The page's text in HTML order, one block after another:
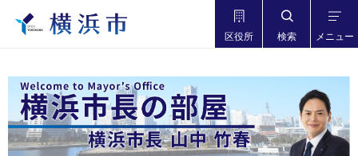
区役所 検索 メニュー